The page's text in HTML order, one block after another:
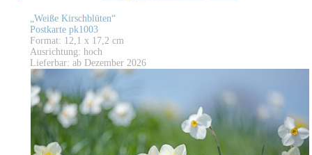
„Weiße Kirschblüten“
Postkarte pk1003
Format: 12,1 x 17,2 cm
Ausrichtung: hoch
Lieferbar: ab Dezember 2026